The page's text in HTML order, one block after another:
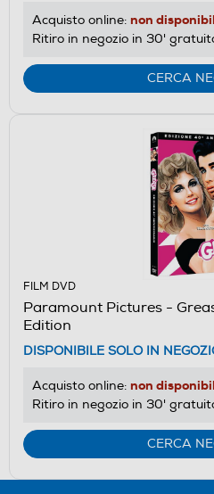
Acquisto online: non
Ritiro in negozio in 30'
CERCA
FILM DVD
Paramount Pictures -
Edition
DISPONIBILE SOLO IN
Acquisto online: non
Ritiro in negozio in 30'
CERCA